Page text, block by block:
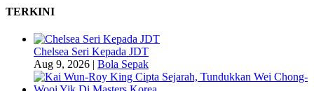
TERKINI
Chelsea Seri Kepada JDT
Aug 9, 2026 | Bola Sepak